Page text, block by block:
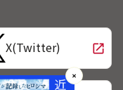
X(Twitter) open_in_new
✕